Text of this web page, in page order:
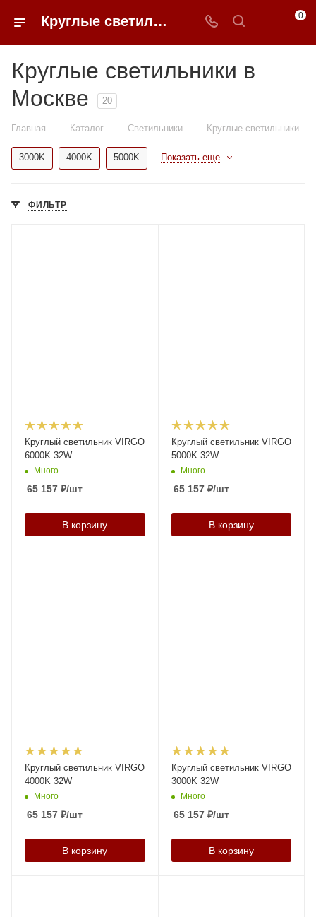
Круглые светильники в Москве купить по доступным ценам с доставкой от 0ФФЕР.ру 0
Круглые светильники в
Москве
20
Главная — Каталог — Светильники — Круглые светильники
3000K 4000K 5000K Показать еще
ФИЛЬТР
Круглый светильник VIRGO
6000K 32W
Много
65 157 ₽/шт
В корзину
Круглый светильник VIRGO
5000K 32W
Много
65 157₽/шт
В корзину
Круглый светильник VIRGO
4000K 32W
Много
65 157 ₽/шт
В корзину
Круглый светильник VIRGO
3000K 32W
Много
65 157₽/шт
В корзину